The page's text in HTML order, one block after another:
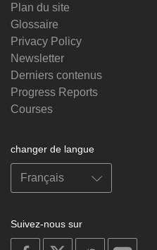
Plan du site
Glossaire
Privacy Policy
Newsletter
Derniers contenus
Progress Reports
Courses
changer de langue
Suivez-nous sur
on